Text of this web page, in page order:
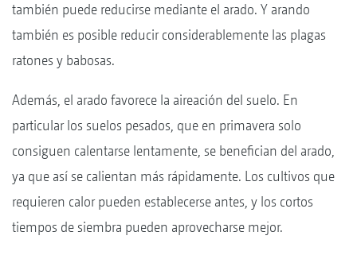
también puede reducirse mediante el arado. Y arando
también es posible reducir considerablemente las plagas
ratones y babosas.
Además, el arado favorece la aireación del suelo. En
particular los suelos pesados, que en primavera solo
consiguen calentarse lentamente, se benefician del arado,
ya que así se calientan más rápidamente. Los cultivos que
requieren calor pueden establecerse antes, y los cortos
tiempos de siembra pueden aprovecharse mejor.